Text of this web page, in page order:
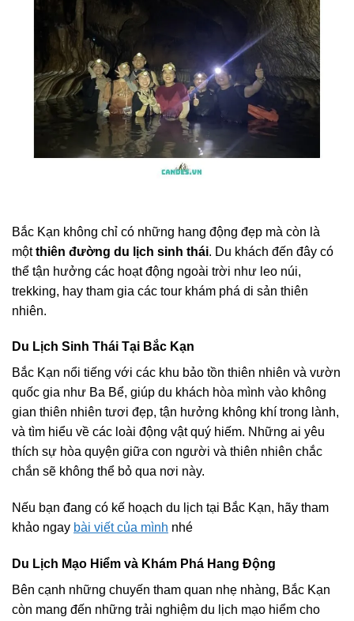
Bắc Kạn không chỉ có những hang động đẹp mà còn là
mộtthiên đường du lịch sinh thái. Du khách đến đây có
thể tận hưởng các hoạt động ngoài trời như leo núi,
trekking, hay tham gia các tour khám phá di sản thiên
nhiên.
Du Lịch Sinh Thái Tại Bắc Kạn
Bắc Kạn nổi tiếng với các khu bảo tồn thiên nhiên và vườn
quốc gia như Ba Bể, giúp du khách hòa mình vào không
gian thiên nhiên tươi đẹp, tận hưởng không khí trong lành,
và tìm hiểu về các loài động vật quý hiếm. Những ai yêu
thích sự hòa quyện giữa con người và thiên nhiên chắc
chắn sẽ không thể bỏ qua nơi này.
Nếu bạn đang có kế hoạch du lịch tại Bắc Kạn, hãy tham
khảo ngay bài viết của mình nhé
Du Lịch Mạo Hiểm và Khám Phá Hang Động
Bên cạnh những chuyến tham quan nhẹ nhàng, Bắc Kạn
còn mang đến những trải nghiệm du lịch mạo hiểm cho